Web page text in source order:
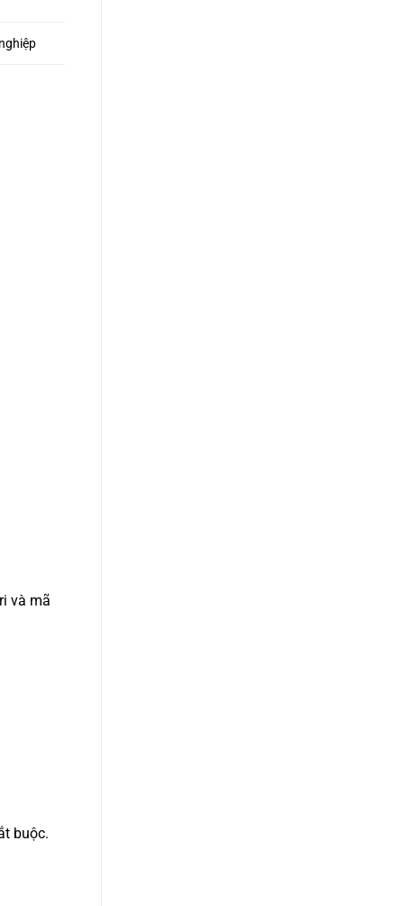
và mã
buộc.